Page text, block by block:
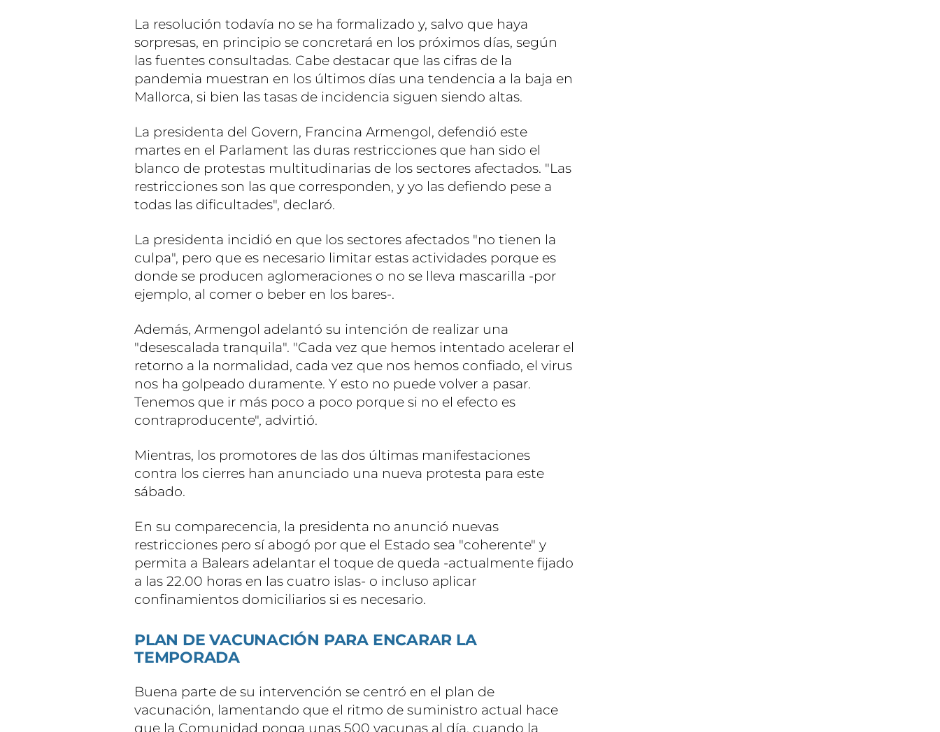
La resolución todavía no se ha formalizado y, salvo que haya
sorpresas, en principio se concretará en los próximos días, según
las fuentes consultadas. Cabe destacar que las cifras de la
pandemia muestran en los últimos días una tendencia a la baja en
Mallorca, si bien las tasas de incidencia siguen siendo altas.
La presidenta del Govern, Francina Armengol, defendió este
martes en el Parlament las duras restricciones que han sido el
blanco de protestas multitudinarias de los sectores afectados. "Las
restricciones son las que corresponden, y yo las defiendo pese a
todas las dificultades", declaró.
La presidenta incidió en que los sectores afectados "no tienen la
culpa", pero que es necesario limitar estas actividades porque es
donde se producen aglomeraciones o no se lleva mascarilla -por
ejemplo, al comer o beber en los bares-.
Además, Armengol adelantó su intención de realizar una
"desescalada tranquila". "Cada vez que hemos intentado acelerar el
retorno a la normalidad, cada vez que nos hemos confiado, el virus
nos ha golpeado duramente. Y esto no puede volver a pasar.
Tenemos que ir más poco a poco porque si no el efecto es
contraproducente", advirtió.
Mientras, los promotores de las dos últimas manifestaciones
contra los cierres han anunciado una nueva protesta para este
sábado.
En su comparecencia, la presidenta no anunció nuevas
restricciones pero sí abogó por que el Estado sea "coherente" y
permita a Balears adelantar el toque de queda -actualmente fijado
a las 22.00 horas en las cuatro islas- o incluso aplicar
confinamientos domiciliarios si es necesario.
PLAN DE VACUNACIÓN PARA ENCARAR LA
TEMPORADA
Buena parte de su intervención se centró en el plan de
vacunación, lamentando que el ritmo de suministro actual hace
que la Comunidad ponga unas 500 vacunas al día, cuando la